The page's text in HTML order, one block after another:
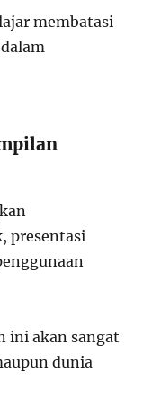
membatasi
presentasi
ini akan sangat
dunia